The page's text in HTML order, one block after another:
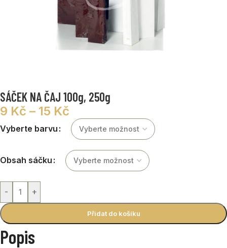
SÁČEK NA ČAJ 100g, 250g
9 Kč – 15 Kč
Vyberte barvu
Obsah sáčku
- +
Přidat do košíku
Popis